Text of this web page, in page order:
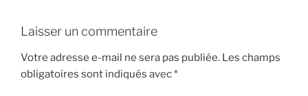
Laisser un commentaire
Votre adresse e-mail ne sera pas publiée. Les champs
obligatoires sont indiqués avec*